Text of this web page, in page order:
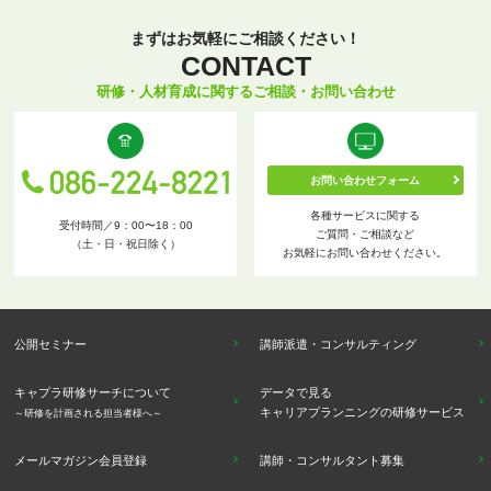
まずはお気軽にご相談ください！
CONTACT
研修・人材育成に関するご相談・お問い合わせ
受付時間／9：00〜18：00
（土・日・祝日除く）
お問い合わせフォーム
各種サービスに関する
ご質問・ご相談など
お気軽にお問い合わせください。
公開セミナー 講師派遣・コンサルティング
キャプラ研修サーチについて
～研修を計画される担当者様へ～
データで見る
キャリアプランニングの研修サービス
メールマガジン会員登録 講師・コンサルタント募集